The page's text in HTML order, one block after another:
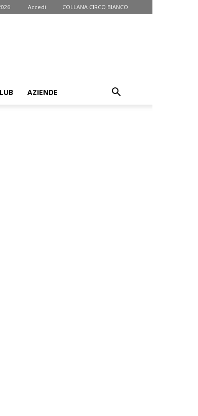
Accedi COLLANA CIRCO BIANCO
AZIENDE